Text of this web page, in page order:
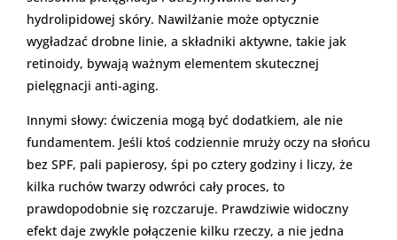
hydrolipidowej skóry. Nawilżanie może optycznie
wygładzać drobne linie, a składniki aktywne, takie jak
retinoidy, bywają ważnym elementem skutecznej
pielęgnacji anti-aging.
Innymi słowy: ćwiczenia mogą być dodatkiem, ale nie
fundamentem. Jeśli ktoś codziennie mruży oczy na słońcu
bez SPF, pali papierosy, śpi po cztery godziny i liczy, że
kilka ruchów twarzy odwróci cały proces, to
prawdopodobnie się rozczaruje. Prawdziwie widoczny
efekt daje zwykle połączenie kilku rzeczy, a nie jedna